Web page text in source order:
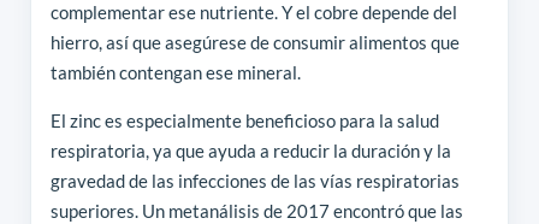
complementar ese nutriente. Y el cobre depende del
hierro, así que asegúrese de consumir alimentos que
también contengan ese mineral.
El zinc es especialmente beneficioso para la salud
respiratoria, ya que ayuda a reducir la duración y la
gravedad de las infecciones de las vías respiratorias
superiores. Un metanálisis de 2017 encontró que las